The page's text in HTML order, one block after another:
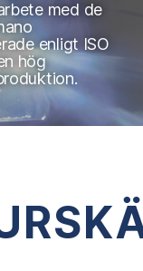
med de
enligt ISO
hög